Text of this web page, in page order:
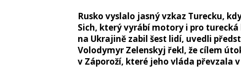
Rusko vyslalo jasný vzkaz Turecku,
Sich, který vyrábí motory i pro
na Ukrajině zabil šest lidí, uvedli
Volodymyr Zelenskyj řekl, že cílem
v Záporoží, které jeho vláda převzala